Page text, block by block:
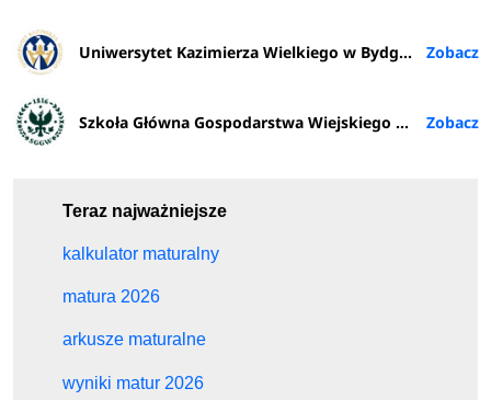
Uniwersytet Kazimierza Wielkiego w Bydgoszczy
Szkoła Główna Gospodarstwa Wiejskiego w Warszawie
Teraz najważniejsze
kalkulator maturalny
matura 2026
arkusze maturalne
wyniki matur 2026